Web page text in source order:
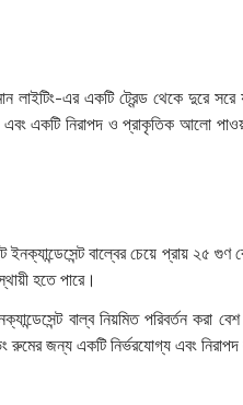
লাইটিং-এর একটি ট্রেন্ড থেকে
একটি নিরাপদ ও প্রাকৃতিক আলো
বাল্বের চেয়ে প্রায় ২৫ গুণ
হতে পারে।
বাল্ব নিয়মিত পরিবর্তন
রুমের জন্য একটি নির্ভরযোগ্য এবং